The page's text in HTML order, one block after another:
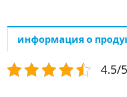
информация о
4.5/